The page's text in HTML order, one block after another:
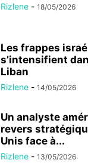
Rizlene - 18/05/2026
Les frappes
s’intensifient
Liban
Rizlene - 14/05/2026
Un analyste
revers
Unis face à...
Rizlene - 13/05/2026